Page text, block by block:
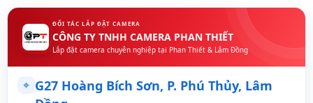
ĐỐI TÁC LẮP ĐẶT CAMERA
CÔNG TY TNHH CAMERA PHAN THIẾT
Lắp đặt camera chuyên nghiệp tại Phan Thiết & Lâm Đồng
⌖ G27 Hoàng Bích Sơn, P. Phú Thủy, Lâm